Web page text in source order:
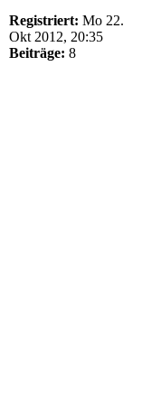
Registriert: Mo 22.
Okt 2012, 20:35
Beiträge: 8